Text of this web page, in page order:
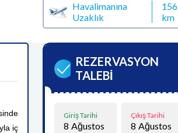
Havalimanına
Uzaklık
156
km
iç
REZERVASYON
TALEBİ
Giriş Tarihi
8 Ağustos
Çıkış Tarihi
8 Ağustos